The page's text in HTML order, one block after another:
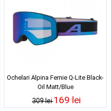
Ochelari Alpina Fernie Q-Lite Black-
Oil Matt/Blue
309 lei169 lei